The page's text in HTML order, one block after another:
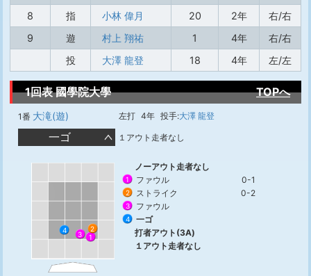
8
指 小林 偉月 20 2年
右/右
9
遊 村上 翔祐 1 4年
右/右
投
大澤 龍登 18 4年 左/左
1回表 國學院大學 TOPへ
1番 大滝(遊) 左打 4年 投手:大澤 龍登
一ゴ １アウト走者なし
1
2
3
4
ノーアウト走者なし
1 ファウル 0-1
2 ストライク 0-2
3 ファウル
4
一ゴ
打者アウト(3A)
１アウト走者なし